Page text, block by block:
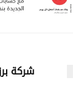
شركة